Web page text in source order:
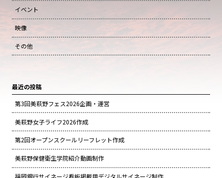
イベント
映像
その他
最近の投稿
第3回美萩野フェス2026企画・運営
美萩野女子ライフ2026作成
第2回オープンスクールリーフレット作成
美萩野保健衛生学院紹介動画制作
福岡銀行サイネージ看板掲載用デジタルサイネージ制作